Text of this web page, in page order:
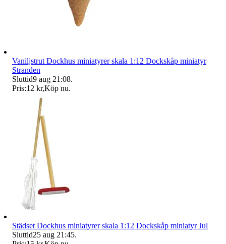
Vaniljstrut Dockhus miniatyrer skala 1:12 Dockskåp miniatyr
Stranden
Sluttid9 aug 21:08.
Pris:12 kr,Köp nu.
Städset Dockhus miniatyrer skala 1:12 Dockskåp miniatyr Jul
Sluttid25 aug 21:45.